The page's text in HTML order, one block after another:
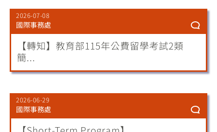
2026-07-08
國際事務處
【轉知】教育部115年公費留學考試2類
簡...
2026-06-29
國際事務處